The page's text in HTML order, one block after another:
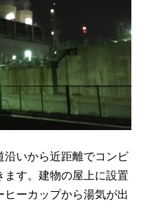
沿いから近距離でコンビ
す。建物の屋上に設置
ーカップから湯気が出